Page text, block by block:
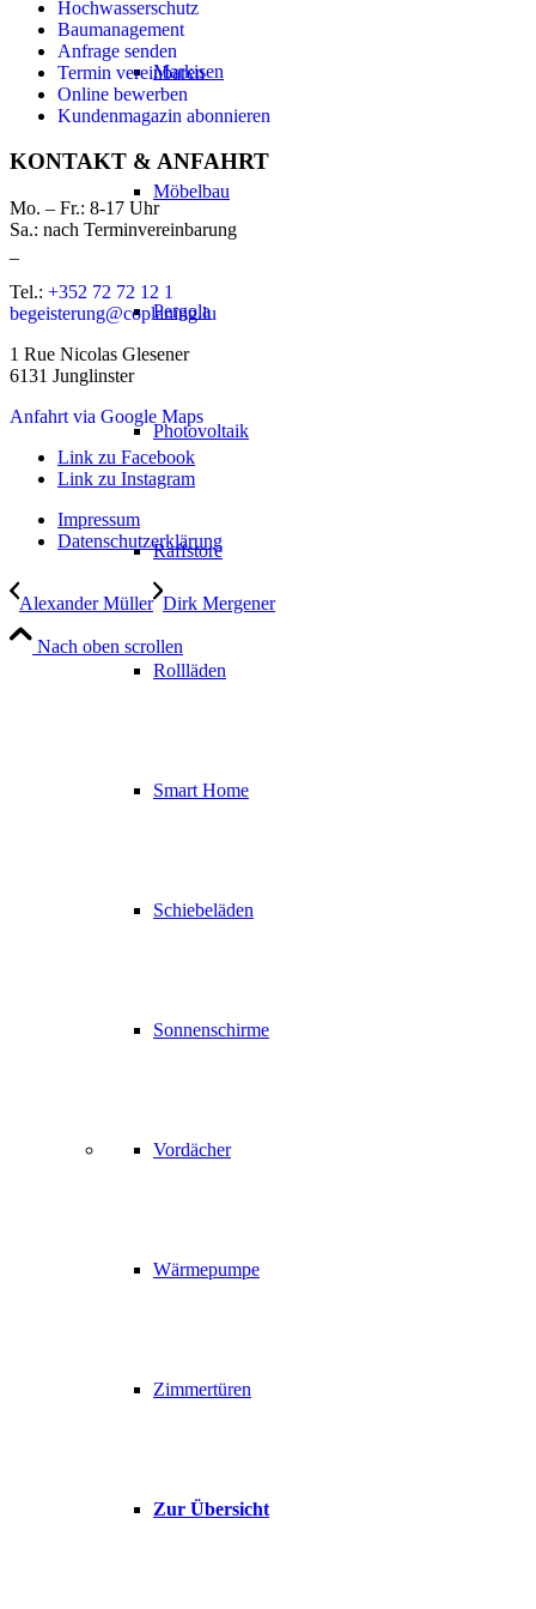
Markisen
Möbelbau
Pergola
Photovoltaik
Raffstore
Rollläden
Smart Home
Schiebeläden
Sonnenschirme
Vordächer
Wärmepumpe
Zimmertüren
Zur Übersicht
Hochwasserschutz
Baumanagement
Anfrage senden
Termin vereinbaren
Online bewerben
Kundenmagazin abonnieren
KONTAKT & ANFAHRT
Mo. – Fr.: 8-17 Uhr
Sa.: nach Terminvereinbarung
Tel.: +352 72 72 12 1
begeisterung@coplaning.lu
1 Rue Nicolas Glesener
6131 Junglinster
Anfahrt via Google Maps
Link zu Facebook
Link zu Instagram
Impressum
Datenschutzerklärung
Alexander Müller Dirk Mergener
Nach oben scrollen